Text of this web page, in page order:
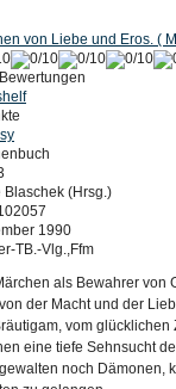
von Liebe und Eros. (
Blaschek (Hrsg.)
1990
TB.-Vlg.,Ffm
als Bewahrer von
der Macht und der
vom
eine tiefe Sehnsucht
noch Dämonen,